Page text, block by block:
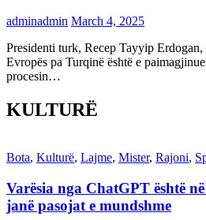
adminadmin March 4, 2025
Presidenti turk, Recep Tayyip Erdogan,
Evropës pa Turqinë është e
procesin…
KULTURË
Bota, Kulturë, Lajme, Mister, Rajoni,
Varësia nga ChatGPT është
janë pasojat e mundshme